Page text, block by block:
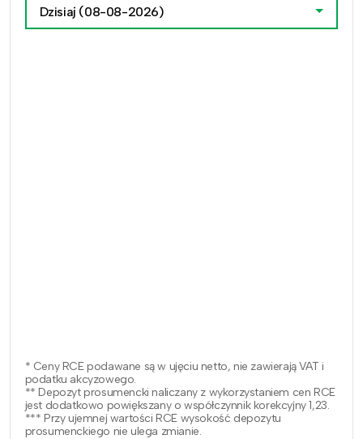
Dzisiaj (08-08-2026)
* Ceny RCE podawane są w ujęciu netto, nie zawierają VAT i
podatku akcyzowego.
** Depozyt prosumencki naliczany z wykorzystaniem cen RCE
jest dodatkowo powiększany o współczynnik korekcyjny 1,23.
*** Przy ujemnej wartości RCE wysokość depozytu
prosumenckiego nie ulega zmianie.